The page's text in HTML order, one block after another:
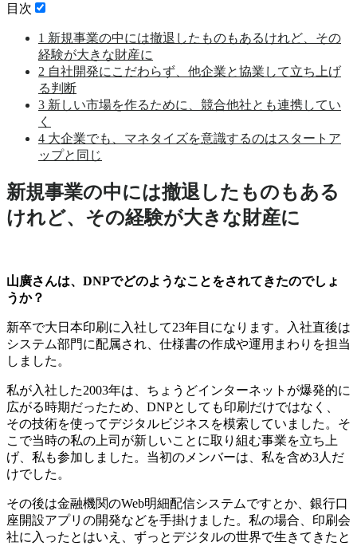
目次
1 新規事業の中には撤退したものもあるけれど、その
経験が大きな財産に
2 自社開発にこだわらず、他企業と協業して立ち上げ
る判断
3 新しい市場を作るために、競合他社とも連携してい
く
4 大企業でも、マネタイズを意識するのはスタートア
ップと同じ
新規事業の中には撤退したものもある
けれど、その経験が大きな財産に
山廣さんは、DNPでどのようなことをされてきたのでしょ
うか？
新卒で大日本印刷に入社して23年目になります。入社直後は
システム部門に配属され、仕様書の作成や運用まわりを担当
しました。
私が入社した2003年は、ちょうどインターネットが爆発的に
広がる時期だったため、DNPとしても印刷だけではなく、
その技術を使ってデジタルビジネスを模索していました。そ
こで当時の私の上司が新しいことに取り組む事業を立ち上
げ、私も参加しました。当初のメンバーは、私を含め3人だ
けでした。
その後は金融機関のWeb明細配信システムですとか、銀行口
座開設アプリの開発などを手掛けました。私の場合、印刷会
社に入ったとはいえ、ずっとデジタルの世界で生きてきたと